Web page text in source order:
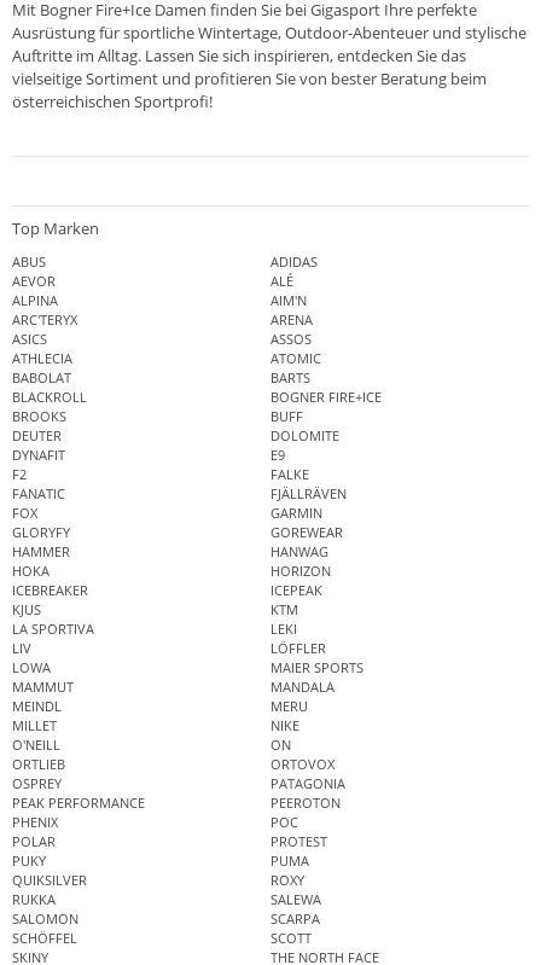
Mit Bogner Fire+Ice Damen finden Sie bei Gigasport Ihre perfekte
Ausrüstung für sportliche Wintertage, Outdoor-Abenteuer und stylische
Auftritte im Alltag. Lassen Sie sich inspirieren, entdecken Sie das
vielseitige Sortiment und profitieren Sie von bester Beratung beim
österreichischen Sportprofi!
Top Marken
ABUS
ADIDAS
AEVOR
ALÉ
ALPINA
AIM'N
ARC'TERYX
ARENA
ASICS
ASSOS
ATHLECIA
ATOMIC
BABOLAT
BARTS
BLACKROLL
BOGNER FIRE+ICE
BROOKS
BUFF
DEUTER
DOLOMITE
DYNAFIT
E9
F2
FALKE
FANATIC
FJÄLLRÄVEN
FOX
GARMIN
GLORYFY
GOREWEAR
HAMMER
HANWAG
HOKA
HORIZON
ICEBREAKER
ICEPEAK
KJUS
KTM
LA SPORTIVA
LEKI
LIV
LÖFFLER
LOWA
MAIER SPORTS
MAMMUT
MANDALA
MEINDL
MERU
MILLET
NIKE
O'NEILL
ON
ORTLIEB
ORTOVOX
OSPREY
PATAGONIA
PEAK PERFORMANCE
PEEROTON
PHENIX
POC
POLAR
PROTEST
PUKY
PUMA
QUIKSILVER
ROXY
RUKKA
SALEWA
SALOMON
SCARPA
SCHÖFFEL
SCOTT
SKINY
THE NORTH FACE